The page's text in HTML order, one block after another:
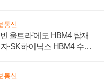
통신
울트라'에도 HBM4 탑재
·SK하이닉스 HBM4 수율
통신